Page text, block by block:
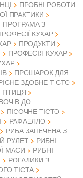
ПРОБНІ РОБОТИ
ПРАКТИКИ
ПРОГРАМА З
КУХАР
ПРОДУКТИ
ПРОФЕСІЯ КУХАР
ПРОШАРОК ДЛЯ
ЗДОБНЕ ТІСТО
ПТИЦЯ
ДО
ПІСОЧНЕ ТІСТО
РАФАЕЛЛО
РИБА ЗАПЕЧЕНА З
РУЛЕТ
РИБНІ
МАСИ
РИБНІ
РОГАЛИКИ З
ТІСТА